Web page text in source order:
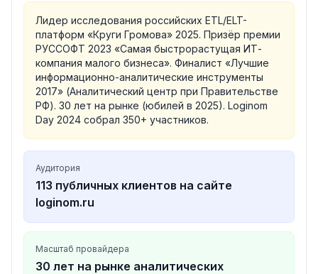
Лидер исследования российских ETL/ELT-
платформ «Круги Громова» 2025. Призёр премии
РУССОФТ 2023 «Самая быстрорастущая ИТ-
компания малого бизнеса». Финалист «Лучшие
информационно-аналитические инструменты
2017» (Аналитический центр при Правительстве
РФ). 30 лет на рынке (юбилей в 2025). Loginom
Day 2024 собрал 350+ участников.
Аудитория
113 публичных клиентов на сайте
loginom.ru
Масштаб провайдера
30 лет на рынке аналитических